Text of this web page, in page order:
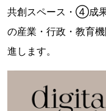
共創スペース・④成
の産業・行政・教育
進します。